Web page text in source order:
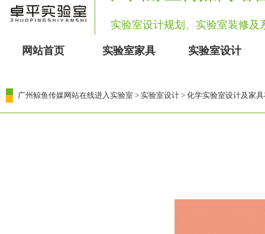
实验室设计规划、实验室装修
网站首页 实验室家具 实验室设计
广州鲸鱼传媒网站在线进入实验室 > 实验室设计 > 化学实验室设计及家